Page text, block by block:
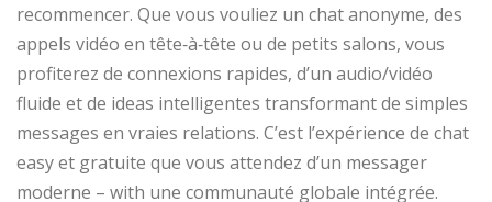
recommencer. Que vous vouliez un chat anonyme, des
appels vidéo en tête‑à‑tête ou de petits salons, vous
profiterez de connexions rapides, d’un audio/vidéo
fluide et de ideas intelligentes transformant de simples
messages en vraies relations. C’est l’expérience de chat
easy et gratuite que vous attendez d’un messager
moderne – with une communauté globale intégrée.